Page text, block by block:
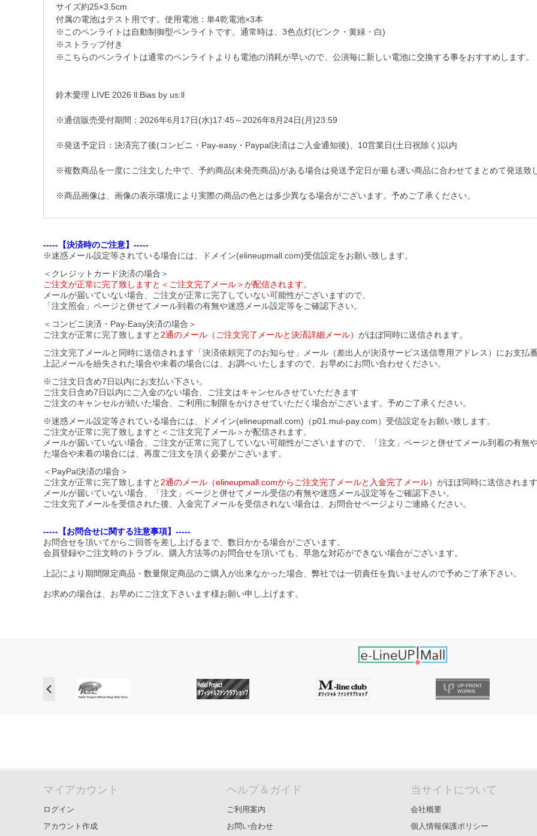
サイズ約25×3.5cm
付属の電池はテスト用です。使用電池：単4乾電池×3本
※このペンライトは自動制御型ペンライトです。通常時は、3色点灯(ピンク・黄緑・白)
※ストラップ付き
※こちらのペンライトは通常のペンライトよりも電池の消耗が早いので、公演毎に新しい電池に交換する事をおすすめします。
鈴木愛理 LIVE 2026 ll:Bias by us:ll
※通信販売受付期間：2026年6月17日(水)17:45～2026年8月24日(月)23:59
※発送予定日：決済完了後(コンビニ・Pay-easy・Paypal決済はご入金通知後)、10営業日(土日祝除く)以内
※複数商品を一度にご注文した中で、予約商品(未発売商品)がある場合は発送予定日が最も遅い商品に合わせてまとめて発送致
※商品画像は、画像の表示環境により実際の商品の色とは多少異なる場合がございます。予めご了承ください。
-----【決済時のご注意】-----
※迷惑メール設定等されている場合には、ドメイン(elineupmall.com)受信設定をお願い致します。
＜クレジットカード決済の場合＞
ご注文が正常に完了致しますと＜ご注文完了メール＞が配信されます。
メールが届いていない場合、ご注文が正常に完了していない可能性がございますので、
「注文照会」ページと併せてメール到着の有無や迷惑メール設定等をご確認下さい。
＜コンビニ決済・Pay-Easy決済の場合＞
ご注文が正常に完了致しますと2通のメール（ご注文完了メールと決済詳細メール） がほぼ同時に送信されます。
ご注文完了メールと同時に送信されます「決済依頼完了のお知らせ」メール（差出人が決済サービス送信専用アドレス）にお支払
上記メールを紛失された場合や未着の場合には、お調べいたしますので、お早めにお問い合わせください。
※ご注文日含め7日以内にお支払い下さい。
ご注文日含め7日以内にご入金のない場合、ご注文はキャンセルさせていただきます
ご注文のキャンセルが続いた場合、ご利用に制限をかけさせていただく場合がございます。予めご了承ください。
※迷惑メール設定等されている場合には、ドメイン(elineupmall.com)（p01.mul-pay.com）受信設定をお願い致します。
ご注文が正常に完了致しますと＜ご注文完了メール＞が配信されます。
メールが届いていない場合、ご注文が正常に完了していない可能性がございますので、「注文」ページと併せてメール到着の有無
た場合や未着の場合には、再度ご注文を頂く必要がございます。
＜PayPal決済の場合＞
ご注文が正常に完了致しますと2通のメール（elineupmall.comからご注文完了メールと入金完了メール）がほぼ同時に送信されま
メールが届いていない場合、「注文」ページと併せてメール受信の有無や迷惑メール設定等をご確認下さい。
ご注文完了メールを受信された後、入金完了メールを受信されない場合は、お問合せページよりご連絡ください。
-----【お問合せに関する注意事項】-----
お問合せを頂いてからご回答を差し上げるまで、数日かかる場合がございます。
会員登録やご注文時のトラブル、購入方法等のお問合せを頂いても、早急な対応ができない場合がございます。
上記により期間限定商品・数量限定商品のご購入が出来なかった場合、弊社では一切責任を負いませんので予めご了承下さい。
お求めの場合は、お早めにご注文下さいます様お願い申し上げます。
マイアカウント
ログイン
アカウント作成
ヘルプ＆ガイド
ご利用案内
お問い合わせ
当サイトについて
会社概要
個人情報保護ポリシー